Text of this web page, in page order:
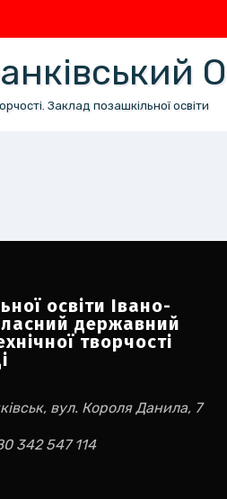
Заклад позашкільної освіти
освіти Івано-
державний
творчості
вул. Короля Данила, 7
342 547 114